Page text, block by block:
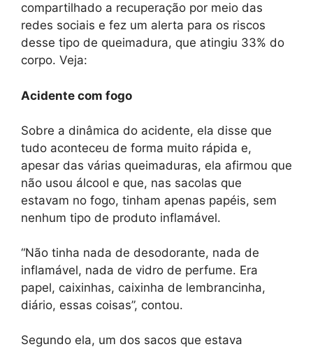
compartilhado a recuperação por meio das
redes sociais e fez um alerta para os riscos
desse tipo de queimadura, que atingiu 33% do
corpo. Veja:
Acidente com fogo
Sobre a dinâmica do acidente, ela disse que
tudo aconteceu de forma muito rápida e,
apesar das várias queimaduras, ela afirmou que
não usou álcool e que, nas sacolas que
estavam no fogo, tinham apenas papéis, sem
nenhum tipo de produto inflamável.
“Não tinha nada de desodorante, nada de
inflamável, nada de vidro de perfume. Era
papel, caixinhas, caixinha de lembrancinha,
diário, essas coisas”, contou.
Segundo ela, um dos sacos que estava